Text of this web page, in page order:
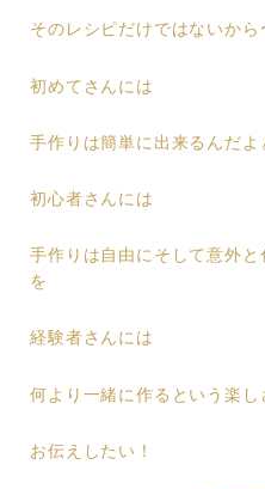
そのレシピだけではないから
初めてさんには
手作りは簡単に出来るんだよ
初心者さんには
手作りは自由にそして意外
を
経験者さんには
何より一緒に作るという楽し
お伝えしたい！